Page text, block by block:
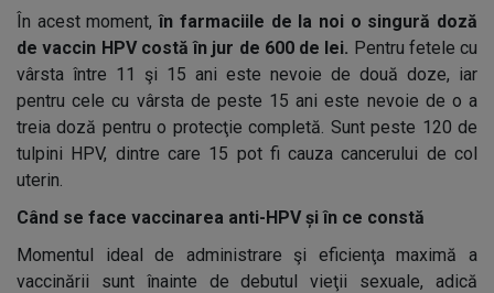
În acest moment,în farmaciile de la noi o singură doză
de vaccin HPV costă în jur de 600 de lei. Pentru fetele cu
vârsta între 11 şi 15 ani este nevoie de două doze, iar
pentru cele cu vârsta de peste 15 ani este nevoie de o a
treia doză pentru o protecţie completă. Sunt peste 120 de
tulpini HPV, dintre care 15 pot fi cauza cancerului de col
uterin.
Când se face vaccinarea anti-HPV și în ce constă
Momentul ideal de administrare şi eficienţa maximă a
vaccinării sunt înainte de debutul vieţii sexuale, adică